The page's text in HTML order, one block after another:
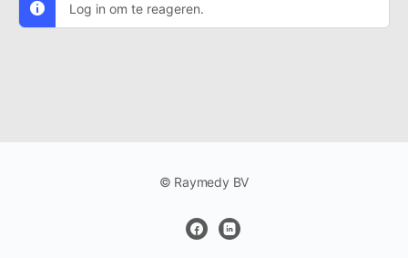
Log in om te reageren.
© Raymedy BV